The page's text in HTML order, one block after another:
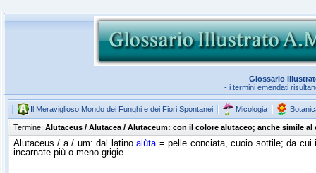
Glossario
- i termini emendati
Il Meraviglioso Mondo dei Funghi e dei Fiori Spontanei Micologia
Termine: Alutaceus / Alutacea / Alutaceum: con il colore alutaceo; anche simile
Alutaceus / a / um: dal latinoalùta= pelle conciata, cuoio sottile; da cui
incarnate più o meno grigie.